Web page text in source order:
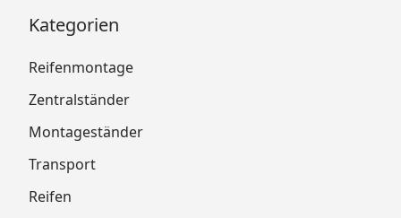
Kategorien
Reifenmontage
Zentralständer
Montageständer
Transport
Reifen